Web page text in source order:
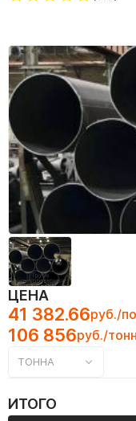
ЦЕНА
41 382.66руб./
106 856руб./
ТОННА
ИТОГО